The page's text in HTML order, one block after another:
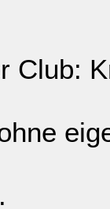
Club: